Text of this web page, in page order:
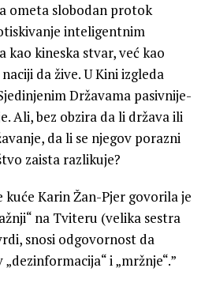
ometa slobodan protok
inteligentnim
kao kineska stvar, već kao
da žive. U Kini izgleda
Državama pasivnije-
Ali, bez obzira da li država ili
da li se njegov porazni
zaista razlikuje?
kuće Karin Žan-Pjer govorila je
na Tviteru (velika sestra
snosi odgovornost da
i „mržnje“.”